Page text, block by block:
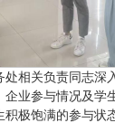
处相关负责同志深
业参与情况及学
积极饱满的参与状